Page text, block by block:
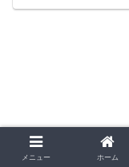
メニュー ホーム